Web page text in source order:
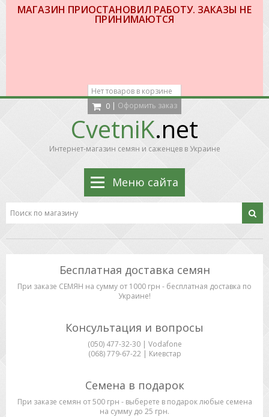
МАГАЗИН ПРИОСТАНОВИЛ РАБОТУ. ЗАКАЗЫ НЕ
ПРИНИМАЮТСЯ
Нет товаров в корзине
0 | Оформить заказ
CvetniK.net
Интернет-магазин семян и саженцев в Украине
Меню сайта
Бесплатная доставка семян
При заказе СЕМЯН на сумму от 1000 грн - бесплатная доставка по
Украине!
Консультация и вопросы
(050) 477-32-30 | Vodafone
(068) 779-67-22 | Киевстар
Семена в подарок
При заказе семян от 500 грн - выберете в подарок любые семена
на сумму до 25 грн.